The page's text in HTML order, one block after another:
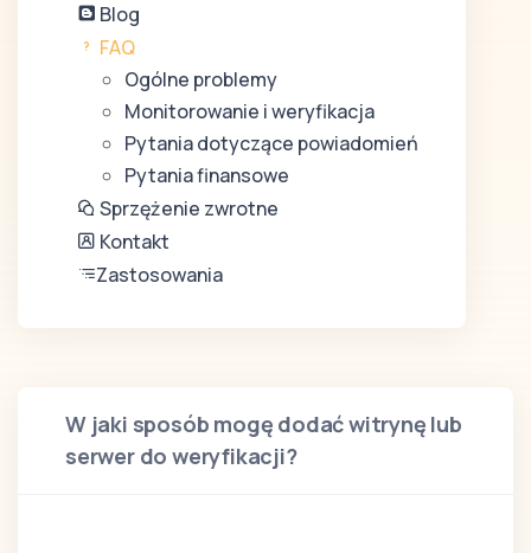
Blog
FAQ
Ogólne problemy
Monitorowanie i weryfikacja
Pytania dotyczące powiadomień
Pytania finansowe
Sprzężenie zwrotne
Kontakt
Zastosowania
W jaki sposób mogę dodać witrynę lub
serwer do weryfikacji?